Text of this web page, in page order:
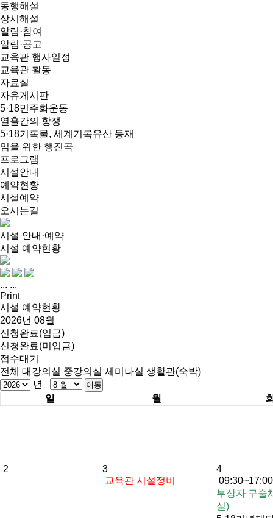
동행해설
상시해설
알림·참여
알림·공고
교육관 행사일정
교육관 활동
자료실
자유게시판
5·18민주화운동
열흘간의 항쟁
5·18기록물, 세계기록유산 등재
임을 위한 행진곡
프로그램
시설안내
예약현황
시설예약
오시는길
시설 안내·예약
시설 예약현황
... ...
Print
시설 예약현황
2026년 08월
신청완료(입금)
신청완료(미입금)
접수대기
전체 대강의실 중강의실 세미나실 생활관(숙박)
년
일
월
2
3
교육관 시설정비
4
09:30~17:00
부상자 구술
실)